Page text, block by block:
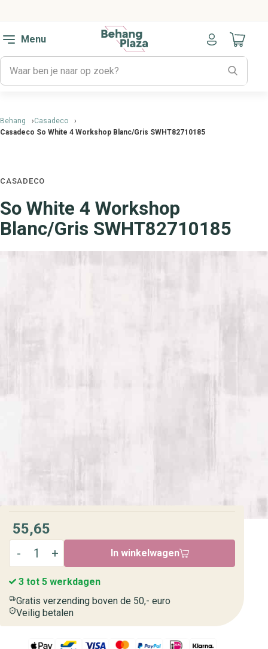
Menu
Naar
Behang
Casadeco
Casadeco So White 4 Workshop Blanc/Gris SWHT82710185
CASADECO
So White 4 Workshop
Blanc/Gris SWHT82710185
55,65
In winkelwagen
3 tot 5 werkdagen
Gratis verzending boven de 50,- euro
Veilig betalen